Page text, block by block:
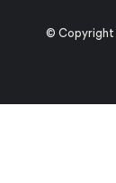
© Copyright